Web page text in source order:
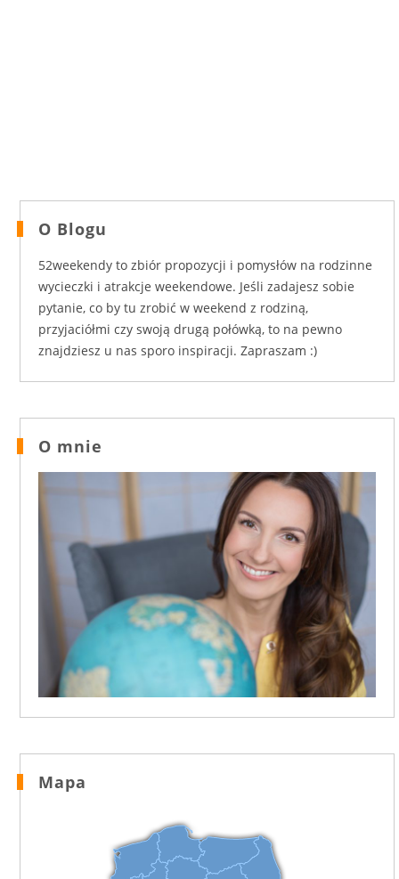
O Blogu
52weekendy to zbiór propozycji i pomysłów na rodzinne
wycieczki i atrakcje weekendowe. Jeśli zadajesz sobie
pytanie, co by tu zrobić w weekend z rodziną,
przyjaciółmi czy swoją drugą połówką, to na pewno
znajdziesz u nas sporo inspiracji. Zapraszam :)
O mnie
Mapa